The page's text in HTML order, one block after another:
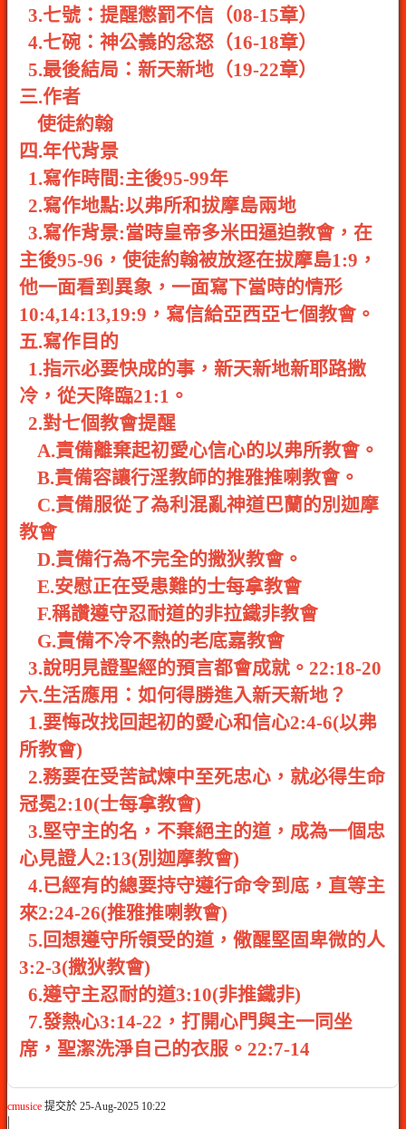
3.七號：提醒懲罰不信（08-15章）
4.七碗：神公義的忿怒（16-18章）
5.最後結局：新天新地（19-22章）
三.作者
使徒約翰
四.年代背景
1.寫作時間:主後95-99年
2.寫作地點:以弗所和拔摩島兩地
3.寫作背景:當時皇帝多米田逼迫教會，在
主後95-96，使徒約翰被放逐在拔摩島1:9，
他一面看到異象，一面寫下當時的情形
10:4,14:13,19:9，寫信給亞西亞七個教會。
五.寫作目的
1.指示必要快成的事，新天新地新耶路撒
冷，從天降臨21:1。
2.對七個教會提醒
A.責備離棄起初愛心信心的以弗所教會。
B.責備容讓行淫教師的推雅推喇教會。
C.責備服從了為利混亂神道巴蘭的別迦摩
教會
D.責備行為不完全的撒狄教會。
E.安慰正在受患難的士每拿教會
F.稱讚遵守忍耐道的非拉鐵非教會
G.責備不冷不熱的老底嘉教會
3.說明見證聖經的預言都會成就。22:18-20
六.生活應用：如何得勝進入新天新地？
1.要悔改找回起初的愛心和信心2:4-6(以弗
所教會)
2.務要在受苦試煉中至死忠心，就必得生命
冠冕2:10(士每拿教會)
3.堅守主的名，不棄絕主的道，成為一個忠
心見證人2:13(別迦摩教會)
4.已經有的總要持守遵行命令到底，直等主
來2:24-26(推雅推喇教會)
5.回想遵守所領受的道，儆醒堅固卑微的人
3:2-3(撒狄教會)
6.遵守主忍耐的道3:10(非推鐵非)
7.發熱心3:14-22，打開心門與主一同坐
席，聖潔洗淨自己的衣服。22:7-14
cmusice 提交於 25-Aug-2025 10:22
|